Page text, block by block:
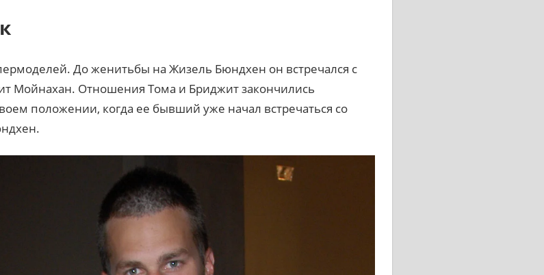
До женитьбы на Жизель Бюндхен он встречался с
Мойнахан. Отношения Тома и Бриджит закончились
положении, когда ее бывший уже начал встречаться со